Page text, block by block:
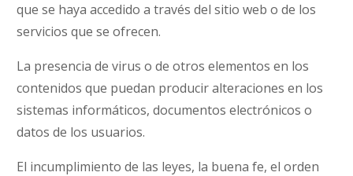
que se haya accedido a través del sitio web o de los
servicios que se ofrecen.
La presencia de virus o de otros elementos en los
contenidos que puedan producir alteraciones en los
sistemas informáticos, documentos electrónicos o
datos de los usuarios.
El incumplimiento de las leyes, la buena fe, el orden